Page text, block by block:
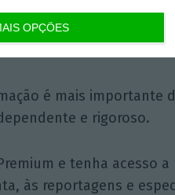
OPÇÕES
Premium
é mais importante
e rigoroso.
e tenha acesso
às reportagens e